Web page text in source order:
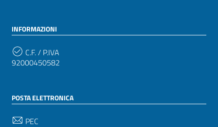
INFORMAZIONI
C.F. / P.IVA
92000450582
POSTA ELETTRONICA
PEC